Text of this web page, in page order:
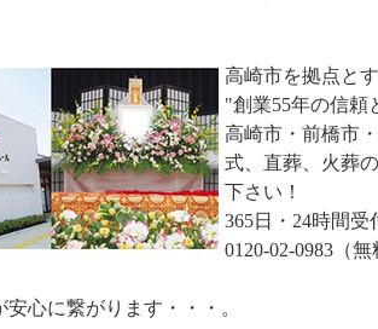
高崎市を拠点と
"創業55年の信頼
高崎市・前橋市
式、直葬、火葬
下さい！
365日・24時間受
0120-02-0983（
安心に繋がります・・・。